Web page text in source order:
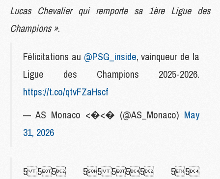
Lucas Chevalier qui remporte sa 1ère Ligue des
Champions ».
Félicitations au @PSG_inside, vainqueur de la
Ligue des Champions 2025-2026.
https://t.co/qtvFZaHscf
— AS Monaco <�<� (@AS_Monaco) May
31, 2026
5 55 55 555 55